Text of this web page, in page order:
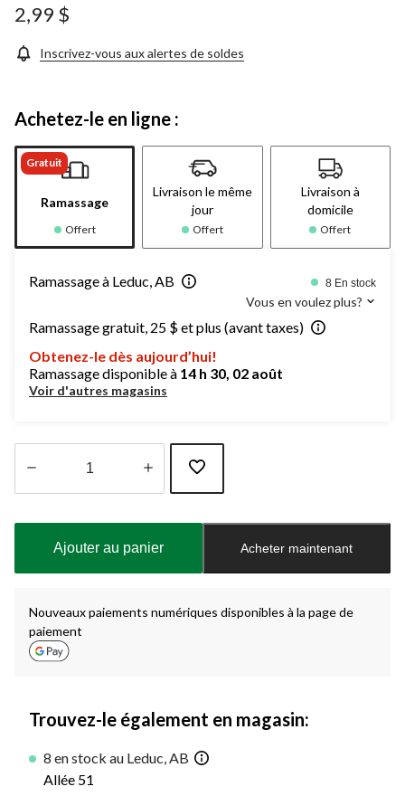
2,99 $
Inscrivez-vous aux alertes de soldes
Achetez-le en ligne :
Gratuit
Ramassage
Offert
Livraison le même
jour
Offert
Livraison à
domicile
Offert
Ramassage à Leduc, AB 8 En stock
Vous en voulez plus?
Ramassage gratuit, 25 $ et plus (avant taxes)
Obtenez-le dès aujourd’hui!
Ramassage disponible à 14 h 30, 02 août
Voir d'autres magasins
à
Ajouter au panier Acheter maintenant
Nouveaux paiements numériques disponibles à la page de
paiement
Trouvez-le également en magasin:
8 en stock au Leduc, AB
Allée 51